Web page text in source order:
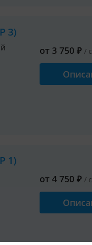
3)
от 3 750 ₽ /
1)
от 4 750 ₽ /